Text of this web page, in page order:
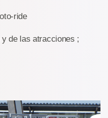
ride
de las atracciones ;